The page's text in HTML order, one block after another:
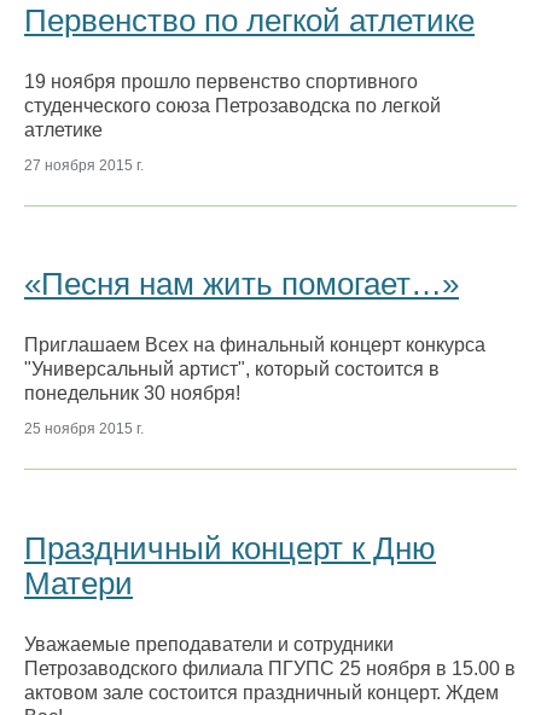
Первенство по легкой атлетике
19 ноября прошло первенство спортивного
студенческого союза Петрозаводска по легкой
атлетике
27 ноября 2015 г.
«Песня нам жить помогает…»
Приглашаем Всех на финальный концерт конкурса
"Универсальный артист", который состоится в
понедельник 30 ноября!
25 ноября 2015 г.
Праздничный концерт к Дню
Матери
Уважаемые преподаватели и сотрудники
Петрозаводского филиала ПГУПС 25 ноября в 15.00 в
актовом зале состоится праздничный концерт. Ждем